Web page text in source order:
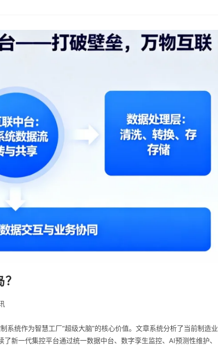
统作为智慧工厂“超级大脑”的核心价值。文章系统分析了当前制造业
新一代集控平台通过统一数据中台、数字孪生监控、AI预测性维护、